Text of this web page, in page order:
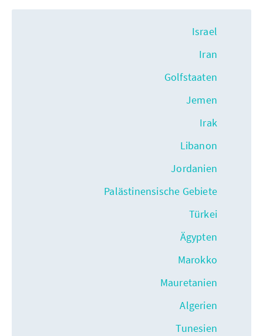
Israel
Iran
Golfstaaten
Jemen
Irak
Libanon
Jordanien
Palästinensische Gebiete
Türkei
Ägypten
Marokko
Mauretanien
Algerien
Tunesien